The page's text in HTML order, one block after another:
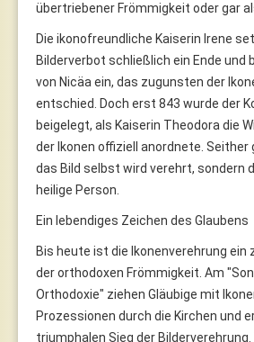
übertriebener Frömmigkeit oder gar
Die ikonofreundliche Kaiserin Irene
Bilderverbot schließlich ein Ende und
von Nicäa ein, das zugunsten der
entschied. Doch erst 843 wurde der
beigelegt, als Kaiserin Theodora die
der Ikonen offiziell anordnete. Seither
das Bild selbst wird verehrt, sondern
heilige Person.
Ein lebendiges Zeichen des Glaubens
Bis heute ist die Ikonenverehrung ein
der orthodoxen Frömmigkeit. Am
Orthodoxie" ziehen Gläubige mit
Prozessionen durch die Kirchen und
triumphalen Sieg der Bilderverehrung.